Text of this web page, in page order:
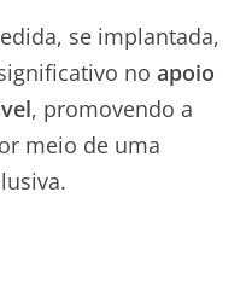
se implantada,
no apoio
, promovendo a
meio de uma